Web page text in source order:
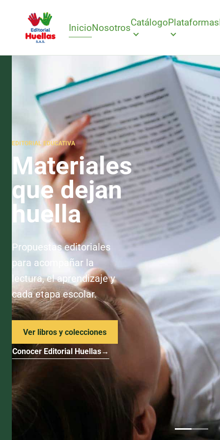
InicioNosotrosCatálogoPlataformas
EDITORIAL EDUCATIVA
Materiales
que dejan
huella
Propuestas editoriales
para acompañar la
lectura, el aprendizaje y
cada etapa escolar.
Ver libros y colecciones
Conocer Editorial Huellas→